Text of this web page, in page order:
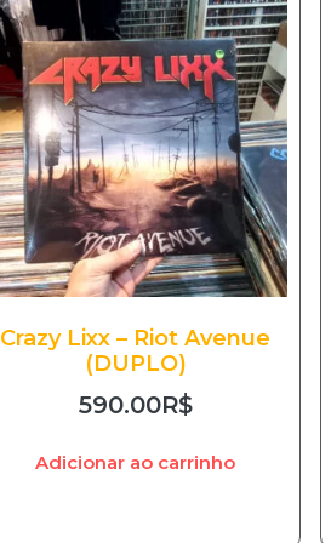
Crazy Lixx – Riot Avenue
(DUPLO)
590.00R$
Adicionar ao carrinho